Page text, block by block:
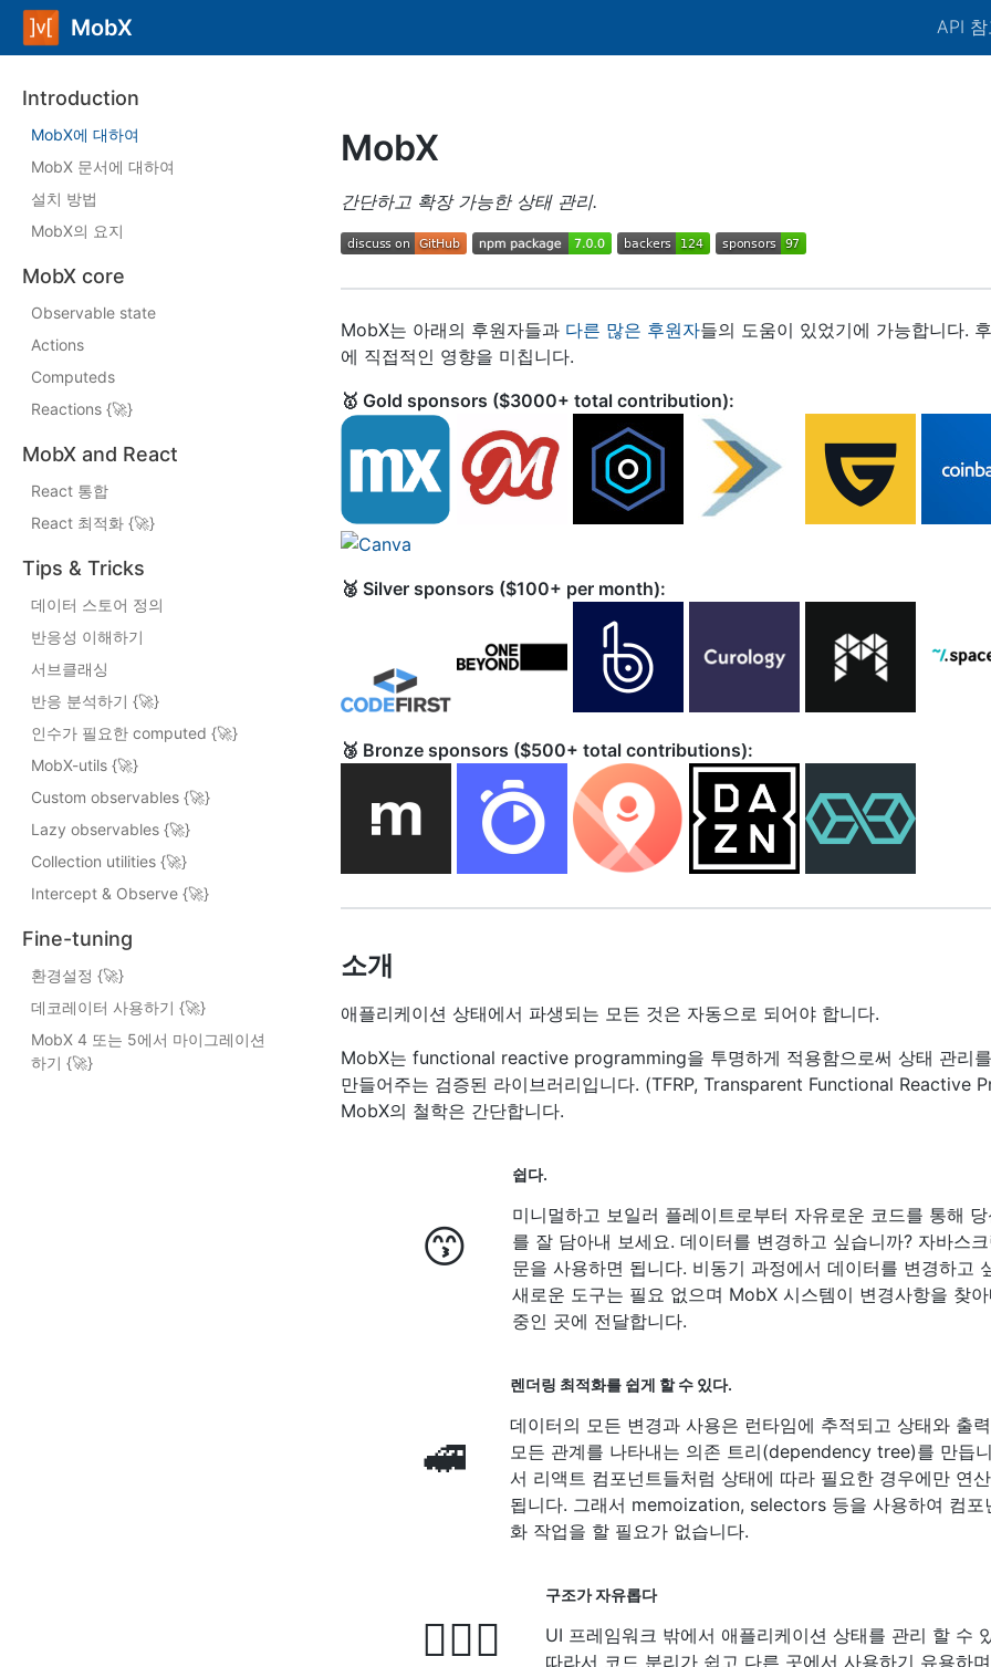
MobX API
Introduction
MobX에 대하여
MobX 문서에 대하여
설치 방법
MobX의 요지
MobX core
Observable state
Actions
Computeds
Reactions {🚀}
MobX and React
React 통합
React 최적화 {🚀}
Tips & Tricks
데이터 스토어 정의
반응성 이해하기
서브클래싱
반응 분석하기 {🚀}
인수가 필요한 computed {🚀}
MobX-utils {🚀}
Custom observables {🚀}
Lazy observables {🚀}
Collection utilities {🚀}
Intercept & Observe {🚀}
Fine-tuning
환경설정 {🚀}
데코레이터 사용하기 {🚀}
MobX 4 또는 5에서 마이그레이션
하기 {🚀}
MobX
간단하고 확장 가능한 상태 관리.
MobX는 아래의 후원자들과 다른 많은 후원자들의 도움이 있었기에 가능합니다.
에 직접적인 영향을 미칩니다.
🥇 Gold sponsors ($3000+ total contribution):
🥈 Silver sponsors ($100+ per month):
🥉 Bronze sponsors ($500+ total contributions):
소개
애플리케이션 상태에서 파생되는 모든 것은 자동으로 되어야 합니다.
MobX는 functional reactive programming을 투명하게 적용함으로써 상태 관리
만들어주는 검증된 라이브러리입니다. (TFRP, Transparent Functional Reactive
MobX의 철학은 간단합니다.
😙
쉽다.
미니멀하고 보일러 플레이트로부터 자유로운 코드를 통해
를 잘 담아내 보세요. 데이터를 변경하고 싶습니까? 자바스
문을 사용하면 됩니다. 비동기 과정에서 데이터를 변경하고
새로운 도구는 필요 없으며 MobX 시스템이 변경사항을 찾
중인 곳에 전달합니다.
🚅
렌더링 최적화를 쉽게 할 수 있다.
데이터의 모든 변경과 사용은 런타임에 추적되고 상태와 출
모든 관계를 나타내는 의존 트리(dependency tree)를 만듭
서 리액트 컴포넌트들처럼 상태에 따라 필요한 경우에만 연
됩니다. 그래서 memoization, selectors 등을 사용하여 컴포
화 작업을 할 필요가 없습니다.
🤹🏻‍♂️
구조가 자유롭다
UI 프레임워크 밖에서 애플리케이션 상태를 관리 할 수
따라서 코드 분리가 쉽고 다른 곳에서 사용하기 유용하